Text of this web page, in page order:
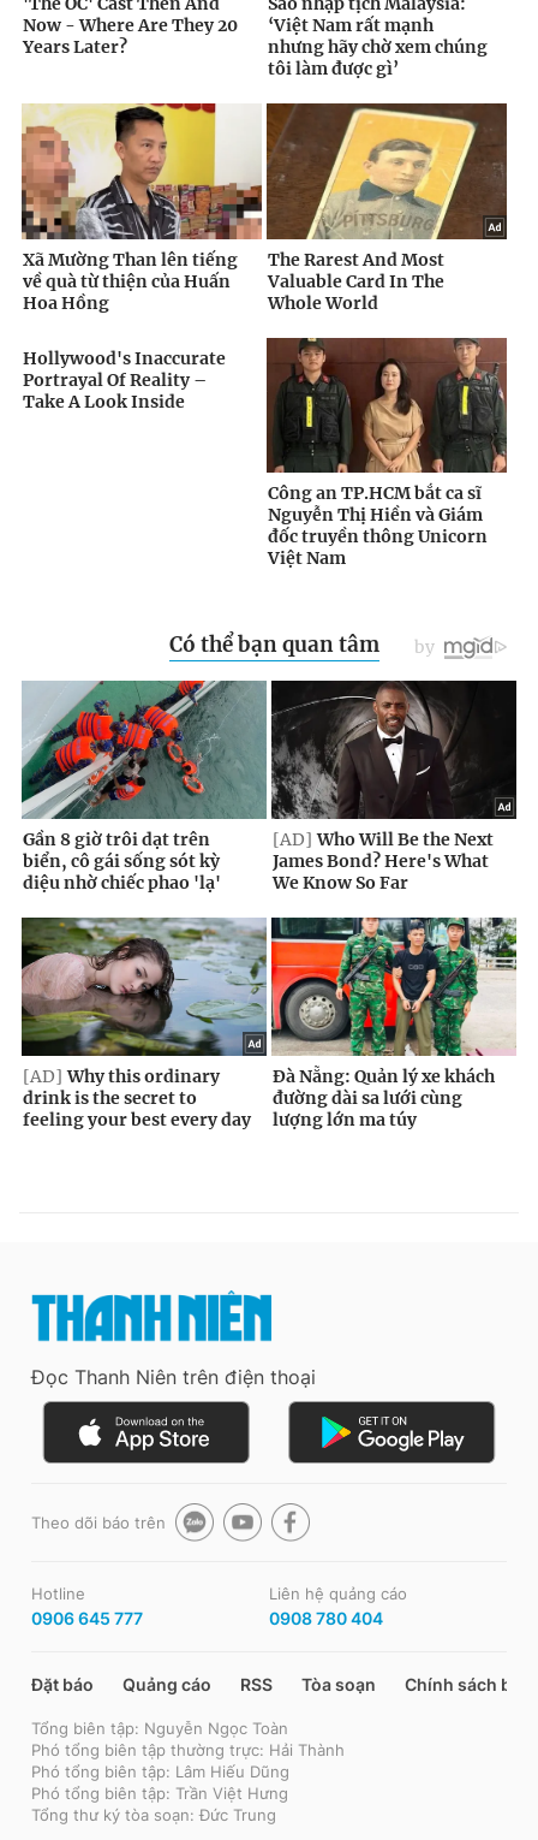
Đọc Thanh Niên trên điện thoại
Theo dõi báo trên
Hotline
0906 645 777
Liên hệ quảng cáo
0908 780 404
Đặt báo Quảng cáo RSS Tòa soạn Chính sách bảo
Tổng biên tập: Nguyễn Ngọc Toàn
Phó tổng biên tập thường trực: Hải Thành
Phó tổng biên tập: Lâm Hiếu Dũng
Phó tổng biên tập: Trần Việt Hưng
Tổng thư ký tòa soạn: Đức Trung